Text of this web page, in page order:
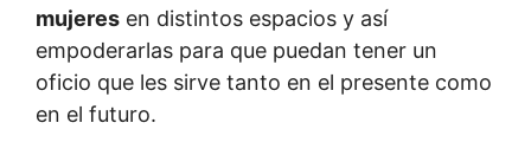
mujeres en distintos espacios y así
empoderarlas para que puedan tener un
oficio que les sirve tanto en el presente como
en el futuro.